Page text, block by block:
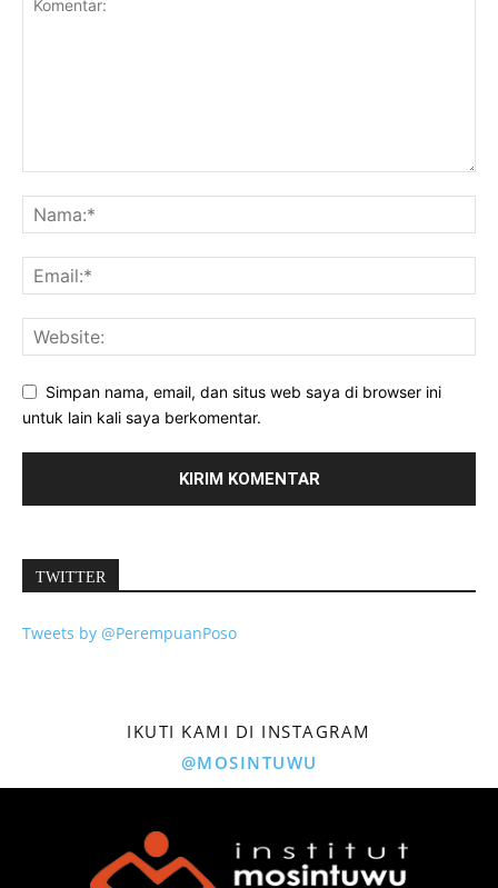
Simpan nama, email, dan situs web saya di browser ini
untuk lain kali saya berkomentar.
TWITTER
Tweets by @PerempuanPoso
IKUTI KAMI DI INSTAGRAM
@MOSINTUWU